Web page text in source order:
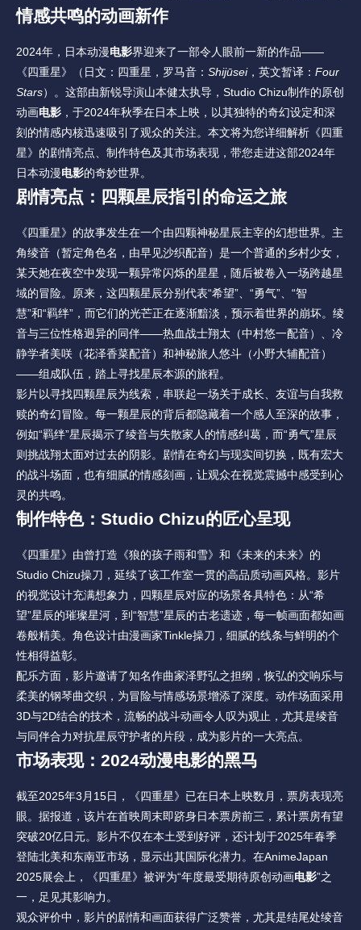
情感共鸣的动画新作
2024年，日本动漫电影界迎来了一部令人眼前一新的作品——
《四重星》（日文：四重星，罗马音： Shijūsei，英文暂译： Four
Stars）。这部由新锐导演山本健太执导，Studio Chizu制作的原创
动画电影 ，于2024年秋季在日本上映，以其独特的奇幻设定和深
刻的情感内核迅速吸引了观众的关注。本文将为您详细解析《四重
星》的剧情亮点、制作特色及其市场表现，带您走进这部2024年
日本动漫电影的奇妙世界。
剧情亮点：四颗星辰指引的命运之旅
《四重星》的故事发生在一个由四颗神秘星辰主宰的幻想世界。主
角绫音（暂定角色名，由早见沙织配音）是一个普通的乡村少女，
某天她在夜空中发现一颗异常闪烁的星星，随后被卷入一场跨越星
域的冒险。原来，这四颗星辰分别代表“希望”、“勇气”、“智
慧”和“羁绊”，而它们的光芒正在逐渐黯淡，预示着世界的崩坏。绫
音与三位性格迥异的同伴——热血战士翔太（中村悠一配音）、冷
静学者美咲（花泽香菜配音）和神秘旅人悠斗（小野大辅配音）
——组成队伍，踏上寻找星辰本源的旅程。
影片以寻找四颗星辰为线索，串联起一场关于成长、友谊与自我救
赎的奇幻冒险。每一颗星辰的背后都隐藏着一个感人至深的故事，
例如“羁绊”星辰揭示了绫音与失散家人的情感纠葛，而“勇气”星辰
则挑战翔太面对过去的阴影。剧情在奇幻与现实间切换，既有宏大
的战斗场面，也有细腻的情感刻画，让观众在视觉震撼中感受到心
灵的共鸣。
制作特色：Studio Chizu的匠心呈现
《四重星》由曾打造《狼的孩子雨和雪》和《未来的未来》的
Studio Chizu操刀，延续了该工作室一贯的高品质动画风格。影片
的视觉设计充满想象力，四颗星辰对应的场景各具特色：从“希
望”星辰的璀璨星河，到“智慧”星辰的古老遗迹，每一帧画面都如画
卷般精美。角色设计由漫画家Tinkle操刀，细腻的线条与鲜明的个
性相得益彰。
配乐方面，影片邀请了知名作曲家泽野弘之担纲，恢弘的交响乐与
柔美的钢琴曲交织，为冒险与情感场景增添了深度。动作场面采用
3D与2D结合的技术，流畅的战斗动画令人叹为观止，尤其是绫音
与同伴合力对抗星辰守护者的片段，成为影片的一大亮点。
市场表现：2024动漫电影的黑马
截至2025年3月15日，《四重星》已在日本上映数月，票房表现亮
眼。据报道，该片在首映周末即跻身日本票房前三，累计票房有望
突破20亿日元。影片不仅在本土受到好评，还计划于2025年春季
登陆北美和东南亚市场，显示出其国际化潜力。在AnimeJapan
2025展会上，《四重星》被评为“年度最受期待原创动画电影”之
一，足见其影响力。
观众评价中，影片的剧情和画面获得广泛赞誉，尤其是结尾处绫音